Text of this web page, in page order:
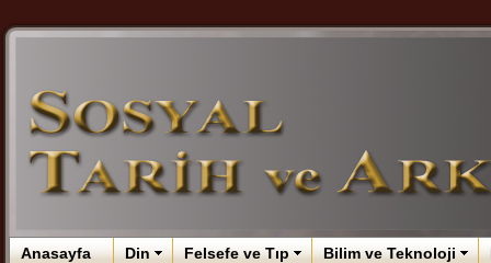
Anasayfa Din Felsefe ve Tıp Bilim ve Teknoloji